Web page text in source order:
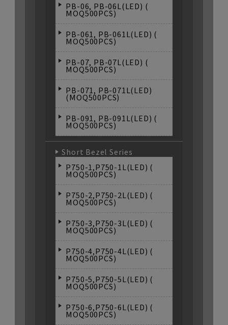
PB-06, PB-06L(LED) (
MOQ500PCS)
PB-061, PB-061L(LED) (
MOQ500PCS)
PB-07, PB-07L(LED) (
MOQ500PCS)
PB-071, PB-071L(LED)
(MOQ500PCS)
PB-091, PB-091L(LED) (
MOQ500PCS)
Short Bezel Series
P750-1,P750-1L(LED) (
MOQ500PCS)
P750-2,P750-2L(LED) (
MOQ500PCS)
P750-3,P750-3L(LED) (
MOQ500PCS)
P750-4,P750-4L(LED) (
MOQ500PCS)
P750-5,P750-5L(LED) (
MOQ500PCS)
P750-6,P750-6L(LED) (
MOQ500PCS)